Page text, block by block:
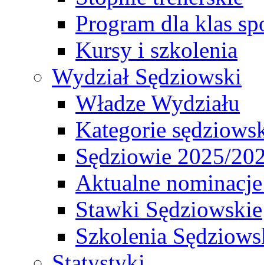
Program dla klas
Kursy i szkolenia
Wydział Sędziowski
Władze Wydziału
Kategorie
Sędziowie 2025/
Aktualne
Stawki Sędziowskie
Szkolenia